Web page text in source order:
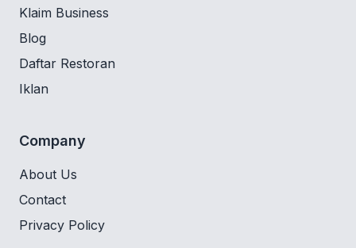
Klaim Business
Blog
Daftar Restoran
Iklan
Company
About Us
Contact
Privacy Policy